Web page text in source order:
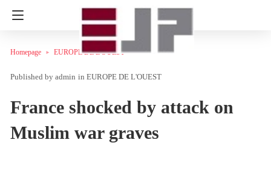
Homepage EUROPE DE L'OUEST
admin in EUROPE DE L'OUEST
France shocked by attack on
Muslim war graves